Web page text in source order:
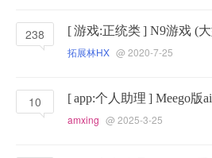
238 [游戏:正统类] N9游戏 (
拓展林HX @ 2020-7-25
10 [app:个人助理 ] Meego版
amxing @ 2025-3-25